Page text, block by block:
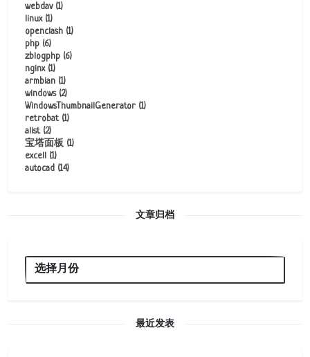
webdav(1)
linux(1)
openclash (1)
php (6)
zblogphp (6)
nginx(1)
armbian (1)
windows(2)
WindowsThumbnailGenerator (1)
retrobat(1)
alist(2)
宝塔面板 (1)
excell (1)
autocad (14)
文章归档
最近发表